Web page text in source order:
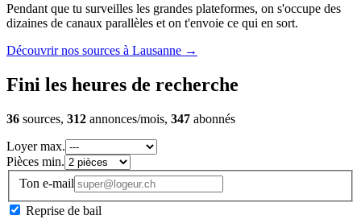
Pendant que tu surveilles les grandes plateformes, on s'occupe des
dizaines de canaux parallèles et on t'envoie ce qui en sort.
Découvrir nos sources à Lausanne →
Fini les heures de recherche
36 sources, 312 annonces/mois, 347 abonnés
Loyer max.
Pièces min.
Ton e-mail
Reprise de bail